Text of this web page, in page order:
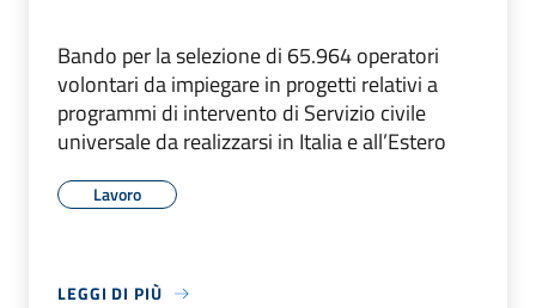
Bando per la selezione di 65.964 operatori
volontari da impiegare in progetti relativi a
programmi di intervento di Servizio civile
universale da realizzarsi in Italia e all’Estero
Lavoro
LEGGI DI PIÙ